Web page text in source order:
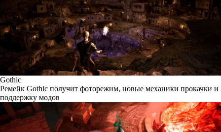
Gothic
Ремейк Gothic получит фоторежим, новые механики прокачки и
поддержку модов